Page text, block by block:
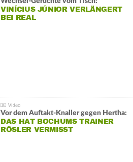
VINÍCIUS JÚNIOR VERLÄNGERT
BEI REAL
Vor dem Auftakt-Knaller gegen Hertha:
DAS HAT BOCHUMS TRAINER
RÖSLER VERMISST